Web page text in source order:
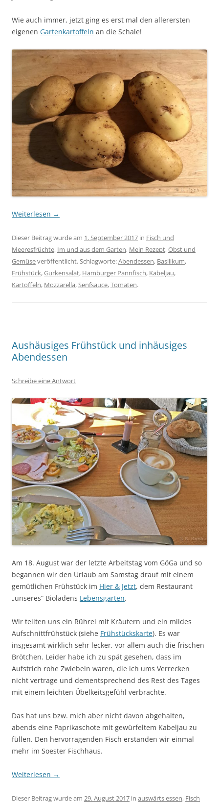
Wie auch immer, jetzt ging es erst mal den allerersten
eigenen Gartenkartoffeln an die Schale!
Weiterlesen →
Dieser Beitrag wurde am 1. September 2017 in Fisch und
Meeresfrüchte, Im und aus dem Garten, Mein Rezept,Obst und
Gemüseveröffentlicht. Schlagworte:Abendessen, Basilikum,
Frühstück,Gurkensalat, Hamburger Pannfisch, Kabeljau,
Kartoffeln, Mozzarella,Senfsauce,Tomaten.
Aushäusiges Frühstück und inhäusiges
Abendessen
Schreibe eine Antwort
Am 18. August war der letzte Arbeitstag vom GöGa und so
begannen wir den Urlaub am Samstag drauf mit einem
gemütlichen Frühstück im Hier & Jetzt, dem Restaurant
„unseres“ Bioladens Lebensgarten.
Wir teilten uns ein Rührei mit Kräutern und ein mildes
Aufschnittfrühstück (siehe Frühstückskarte). Es war
insgesamt wirklich sehr lecker, vor allem auch die frischen
Brötchen. Leider habe ich zu spät gesehen, dass im
Aufstrich rohe Zwiebeln waren, die ich ums Verrecken
nicht vertrage und dementsprechend des Rest des Tages
mit einem leichten Übelkeitsgefühl verbrachte.
Das hat uns bzw. mich aber nicht davon abgehalten,
abends eine Paprikaschote mit gewürfeltem Kabeljau zu
füllen. Den hervorragenden Fisch erstanden wir einmal
mehr im Soester Fischhaus.
Weiterlesen →
Dieser Beitrag wurde am 29. August 2017 in auswärts essen, Fisch